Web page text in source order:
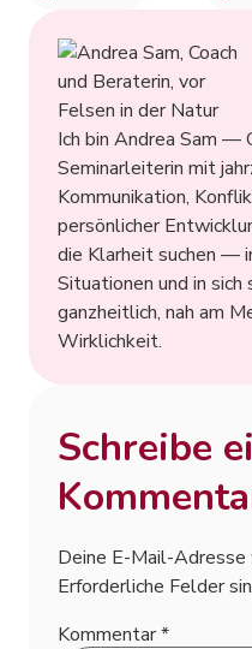
Ich bin Andrea Sam —
Seminarleiterin mit
Kommunikation,
persönlicher
die Klarheit suchen —
Situationen und in
ganzheitlich, nah am
Wirklichkeit.
Schreibe
Deine E-Mail-
Erforderliche Felder
Kommentar*